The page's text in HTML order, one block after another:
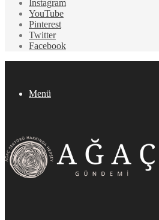
Instagram
YouTube
Pinterest
Twitter
Facebook
Menü